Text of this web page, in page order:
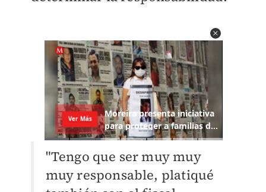
"Tengo que ser muy muy
muy responsable, platiqué